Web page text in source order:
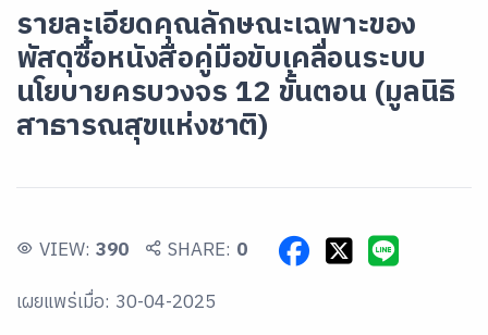
รายละเอียดคุณลักษณะเฉพาะของ
พัสดุซื้อหนังสือคู่มือขับเคลื่อนระบบ
นโยบายครบวงจร 12 ขั้นตอน (มูลนิธิ
สาธารณสุขแห่งชาติ)
VIEW: 390 SHARE: 0
เผยแพร่เมื่อ: 30-04-2025